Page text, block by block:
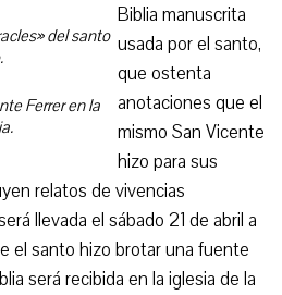
del santo
Ferrer en la
Biblia manuscrita
usada por el santo,
que ostenta
anotaciones que el
mismo San Vicente
hizo para sus
relatos de vivencias
llevada el sábado 21 de abril a
el santo hizo brotar una fuente
será recibida en la iglesia de la